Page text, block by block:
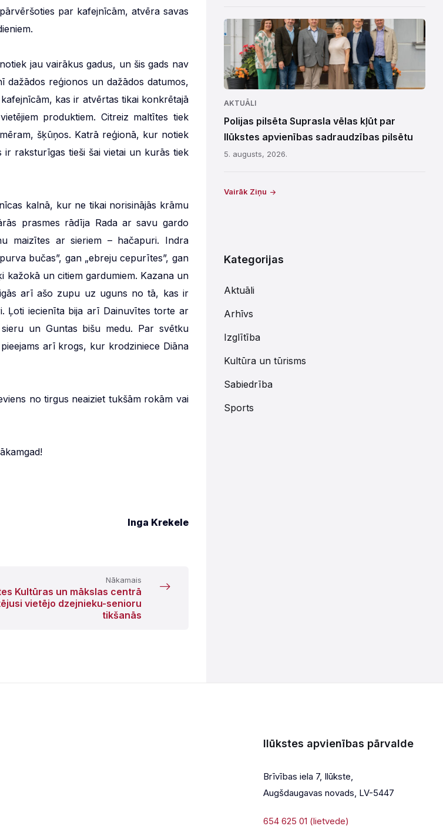
par kafejnīcām, atvēra savas
jau vairākus gadus, un šis gads nav
dažādos reģionos un dažādos datumos,
kas ir atvērtas tikai konkrētajā
produktiem. Citreiz maltītes tiek
šķūņos. Katrā reģionā, kur notiek
ir raksturīgas tieši šai vietai un kurās tiek
kalnā, kur ne tikai norisinājās krāmu
prasmes rādīja Rada ar savu gardo
maizītes ar sieriem – hačapuri. Indra
bučas”, gan „ebreju cepurītes”, gan
kažokā un citiem gardumiem. Kazana un
arī ašo zupu uz uguns no tā, kas ir
Ļoti iecienīta bija arī Dainuvītes torte ar
sieru un Guntas bišu medu. Par svētku
arī krogs, kur krodziniece Diāna
no tirgus neaiziet tukšām rokām vai
Inga Krekele
Nākamais
Kultūras un mākslas centrā
vietējo dzejnieku-senioru
tikšanās
AKTUĀLI
Polijas pilsēta Suprasla vēlas kļūt par
Ilūkstes apvienības sadraudzības pilsētu
5. augusts, 2026.
Vairāk Ziņu
Kategorijas
Aktuāli
Arhīvs
Izglītība
Kultūra un tūrisms
Sabiedrība
Sports
Ilūkstes apvienības pārvalde
Brīvības iela 7, Ilūkste,
Augšdaugavas novads, LV-5447
654 625 01 (lietvede)